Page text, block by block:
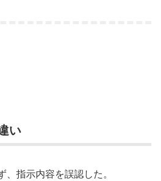
い
指示内容を誤認した。